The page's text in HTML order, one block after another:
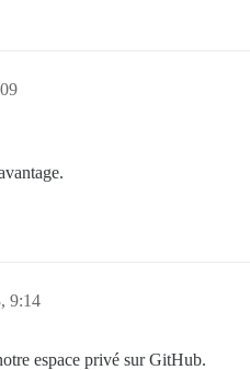
9:14
espace privé sur GitHub.